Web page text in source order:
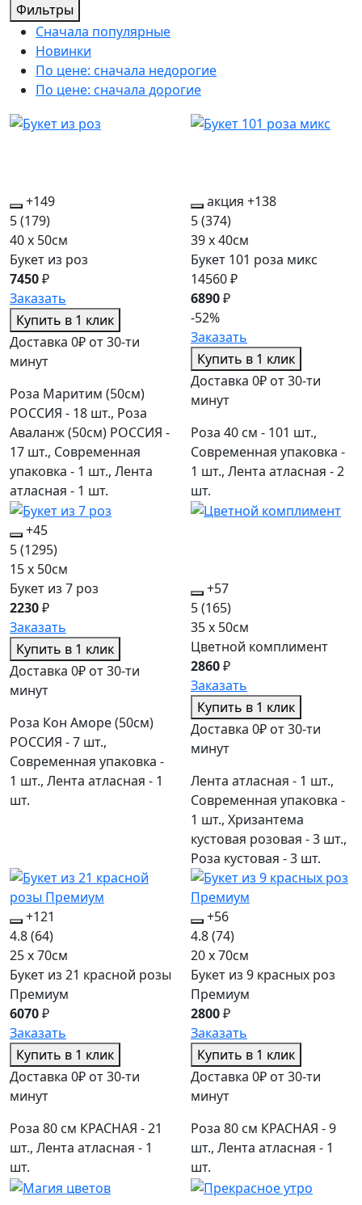
Фильтры
Сначала популярные
Новинки
По цене: сначала недорогие
По цене: сначала дорогие
+149
5(179)
40 x 50см
Букет из роз
7450₽
Заказать
Купить в 1 клик
Доставка 0₽ от 30-ти
минут
Роза Маритим (50см)
РОССИЯ - 18 шт., Роза
Аваланж (50см) РОССИЯ -
17 шт., Современная
упаковка - 1 шт., Лента
атласная - 1 шт.
акция +138
5(374)
39 x 40см
Букет 101 роза микс
14560 ₽
6890₽
-52%
Заказать
Купить в 1 клик
Доставка 0₽ от 30-ти
минут
Роза 40 см - 101 шт.,
Современная упаковка -
1 шт., Лента атласная - 2
шт.
+45
5(1295)
15 x 50см
Букет из 7 роз
2230₽
Заказать
Купить в 1 клик
Доставка 0₽ от 30-ти
минут
Роза Кон Аморе (50см)
РОССИЯ - 7 шт.,
Современная упаковка -
1 шт., Лента атласная - 1
шт.
+57
5(165)
35 x 50см
Цветной комплимент
2860₽
Заказать
Купить в 1 клик
Доставка 0₽ от 30-ти
минут
Лента атласная - 1 шт.,
Современная упаковка -
1 шт., Хризантема
кустовая розовая - 3 шт.,
Роза кустовая - 3 шт.
+121
4.8(64)
25 x 70см
Букет из 21 красной розы
Премиум
6070₽
Заказать
Купить в 1 клик
Доставка 0₽ от 30-ти
минут
Роза 80 см КРАСНАЯ - 21
шт., Лента атласная - 1
шт.
+56
4.8(74)
20 x 70см
Букет из 9 красных роз
Премиум
2800₽
Заказать
Купить в 1 клик
Доставка 0₽ от 30-ти
минут
Роза 80 см КРАСНАЯ - 9
шт., Лента атласная - 1
шт.